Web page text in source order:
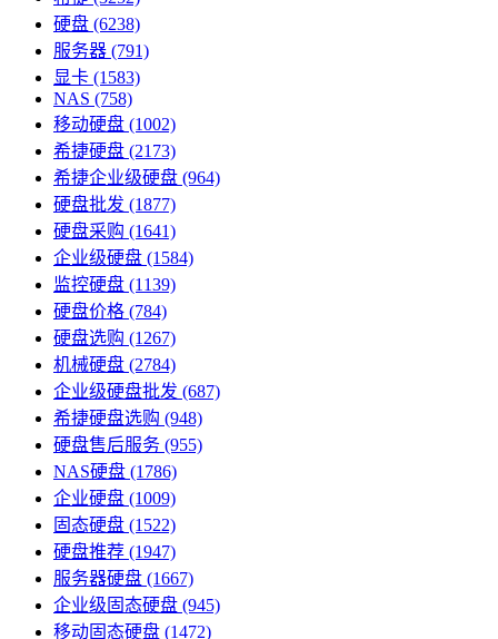
硬盘 (6238)
服务器 (791)
显卡 (1583)
NAS (758)
移动硬盘 (1002)
希捷硬盘 (2173)
希捷企业级硬盘 (964)
硬盘批发 (1877)
硬盘采购 (1641)
企业级硬盘 (1584)
监控硬盘 (1139)
硬盘价格 (784)
硬盘选购 (1267)
机械硬盘 (2784)
企业级硬盘批发 (687)
希捷硬盘选购 (948)
硬盘售后服务 (955)
NAS硬盘 (1786)
企业硬盘 (1009)
固态硬盘 (1522)
硬盘推荐 (1947)
服务器硬盘 (1667)
企业级固态硬盘 (945)
移动固态硬盘 (1472)